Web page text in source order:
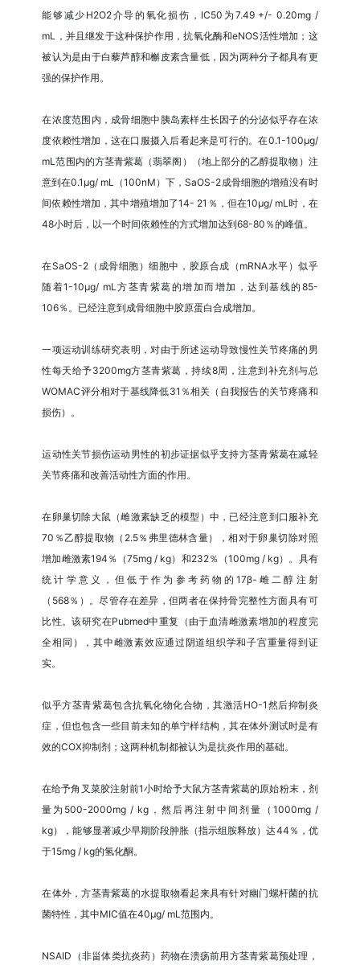
能够减少H2O2介导的氧化损伤，IC50为7.49 +/- 0.20mg /
mL，并且继发于这种保护作用，抗氧化酶和eNOS活性增加；这
被认为是由于白藜芦醇和槲皮素含量低，因为两种分子都具有更
强的保护作用。
在浓度范围内，成骨细胞中胰岛素样生长因子的分泌似乎存在浓
度依赖性增加，这在口服摄入后看起来是可行的。在0.1-100μg/
mL范围内的方茎青紫葛（翡翠阁）（地上部分的乙醇提取物）注
意到在0.1μg/ mL（100nM）下，SaOS-2成骨细胞的增殖没有时
间依赖性增加，其中增殖增加了14- 21％，但在10μg/ mL时，在
48小时后，以一个时间依赖性的方式增加达到68-80％的峰值。
在SaOS-2（成骨细胞）细胞中，胶原合成（mRNA水平）似乎
随着1-10μg/ mL方茎青紫葛的增加而增加，达到基线的85-
106％。已经注意到成骨细胞中胶原蛋白合成增加。
一项运动训练研究表明，对由于所述运动导致慢性关节疼痛的男
性每天给予3200mg方茎青紫葛，持续8周，注意到补充剂与总
WOMAC评分相对于基线降低31％相关（自我报告的关节疼痛和
损伤）。
运动性关节损伤运动男性的初步证据似乎支持方茎青紫葛在减轻
关节疼痛和改善活动性方面的作用。
在卵巢切除大鼠（雌激素缺乏的模型）中，已经注意到口服补充
70％乙醇提取物（2.5％弗里德林含量），相对于卵巢切除对照
增加雌激素194％（75mg / kg）和232％（100mg / kg）。具有
统计学意义，但低于作为参考药物的17β-雌二醇注射
（568％）。尽管存在差异，但两者在保持骨完整性方面具有可
比性。该研究在Pubmed中重复（由于血清雌激素增加的程度完
全相同），其中雌激素效应通过阴道组织学和子宫重量得到证
实。
似乎方茎青紫葛包含抗氧化物化合物，其激活HO-1然后抑制炎
症，但也包含一些目前未知的单宁样结构，其在体外测试时是有
效的COX抑制剂；这两种机制都被认为是抗炎作用的基础。
在给予角叉菜胶注射前1小时给予大鼠方茎青紫葛的原始粉末，剂
量为500-2000mg / kg，然后再注射中间剂量（1000mg /
kg），能够显著减少早期阶段肿胀（指示组胺释放）达44％，优
于15mg / kg的氢化酮。
在体外，方茎青紫葛的水提取物看起来具有针对幽门螺杆菌的抗
菌特性，其中MIC值在40μg/ mL范围内。
NSAID（非甾体类抗炎药）药物在溃疡前用方茎青紫葛预处理，